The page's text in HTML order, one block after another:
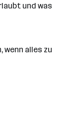
und was
wenn alles zu